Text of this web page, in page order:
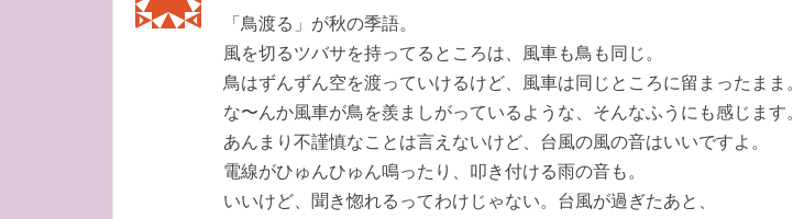
「鳥渡る」が秋の季語。
風を切るツバサを持ってるところは、風車も鳥も同じ。
鳥はずんずん空を渡っていけるけど、風車は同じところに留まったまま。
な〜んか風車が鳥を羨ましがっているような、そんなふうにも感じます。
あんまり不謹慎なことは言えないけど、台風の風の音はいいですよ。
電線がひゅんひゅん鳴ったり、叩き付ける雨の音も。
いいけど、聞き惚れるってわけじゃない。台風が過ぎたあと、